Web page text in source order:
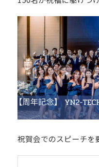
祝賀会でのスピーチを